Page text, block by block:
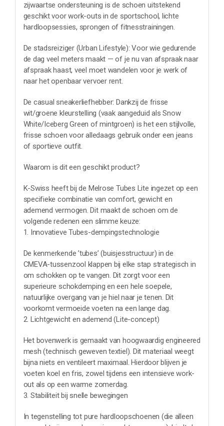
zijwaartse ondersteuning is de schoen uitstekend
geschikt voor work-outs in de sportschool, lichte
hardloopsessies, sprongen of fitnesstrainingen.
De stadsreiziger (Urban Lifestyle): Voor wie gedurende
de dag veel meters maakt — of je nu van afspraak naar
afspraak haast, veel moet wandelen voor je werk of
naar het openbaar vervoer rent.
De casual sneakerliefhebber: Dankzij de frisse
wit/groene kleurstelling (vaak aangeduid als Snow
White/Iceberg Green of mintgroen) is het een stijlvolle,
frisse schoen voor alledaags gebruik onder een jeans
of sportieve outfit.
Waarom is dit een geschikt product?
K-Swiss heeft bij de Melrose Tubes Lite ingezet op een
specifieke combinatie van comfort, gewicht en
ademend vermogen. Dit maakt de schoen om de
volgende redenen een slimme keuze:
1. Innovatieve Tubes-dempingstechnologie
De kenmerkende ’tubes’ (buisjesstructuur) in de
CMEVA-tussenzool klappen bij elke stap strategisch in
om schokken op te vangen. Dit zorgt voor een
superieure schokdemping en een hele soepele,
natuurlijke overgang van je hiel naar je tenen. Dit
voorkomt vermoeide voeten na een lange dag.
2. Lichtgewicht en ademend (Lite-concept)
Het bovenwerk is gemaakt van hoogwaardig engineered
mesh (technisch geweven textiel). Dit materiaal weegt
bijna niets en ventileert maximaal. Hierdoor blijven je
voeten koel en fris, zowel tijdens een intensieve work-
out als op een warme zomerdag.
3. Stabiliteit bij snelle bewegingen
In tegenstelling tot pure hardloopschoenen (die alleen